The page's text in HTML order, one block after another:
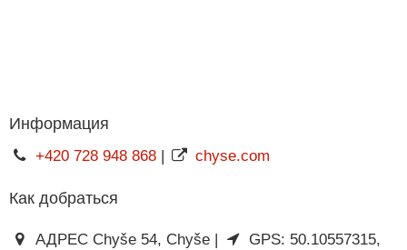
Информация
+420 728 948 868| chyse.com
Как добраться
АДРЕС Chyše 54, Chyše |
GPS: 50.10557315,